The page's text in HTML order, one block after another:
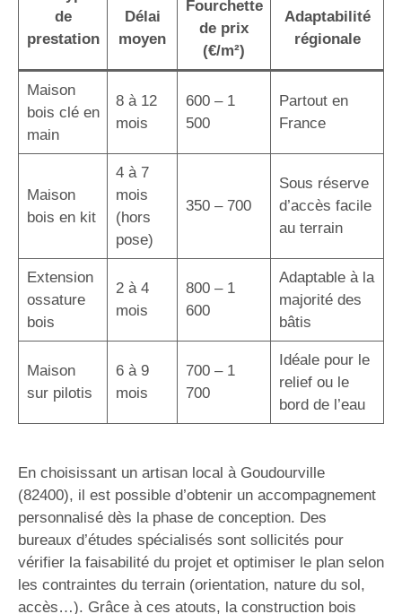
de
prestation
Délai
moyen
Fourchette
de prix
(€/m²)
Adaptabilité
régionale
Maison
bois clé en
main
8 à 12
mois
600 – 1
500
Partout en
France
Maison
bois en kit
4 à 7
mois
(hors
pose)
350 – 700
Sous réserve
d’accès facile
au terrain
Extension
ossature
bois
2 à 4
mois
800 – 1
600
Adaptable à la
majorité des
bâtis
Maison
sur pilotis
6 à 9
mois
700 – 1
700
Idéale pour le
relief ou le
bord de l’eau
En choisissant un artisan local à Goudourville
(82400), il est possible d’obtenir un accompagnement
personnalisé dès la phase de conception. Des
bureaux d’études spécialisés sont sollicités pour
vérifier la faisabilité du projet et optimiser le plan selon
les contraintes du terrain (orientation, nature du sol,
accès…). Grâce à ces atouts, la construction bois